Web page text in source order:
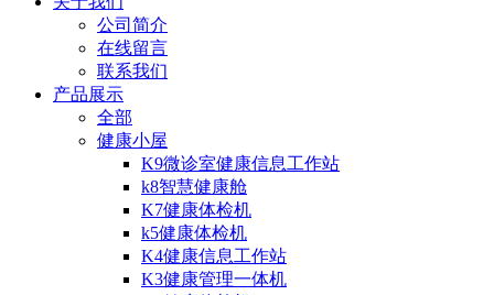
公司简介
在线留言
联系我们
产品展示
全部
健康小屋
K9微诊室健康信息工作站
k8智慧健康舱
K7健康体检机
k5健康体检机
K4健康信息工作站
K3健康管理一体机